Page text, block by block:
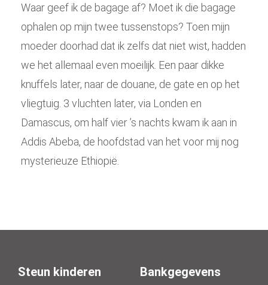
Waar geef ik de bagage af? Moet ik die bagage
ophalen op mijn twee tussenstops? Toen mijn
moeder doorhad dat ik zelfs dat niet wist, hadden
we het allemaal even moeilijk. Een paar dikke
knuffels later, naar de douane, de gate en op het
vliegtuig. 3 vluchten later, via Londen en
Damascus, om half vier ’s nachts kwam ik aan in
Addis Abeba, de hoofdstad van het voor mij nog
mysterieuze Ethiopië.
Steun kinderen Bankgegevens